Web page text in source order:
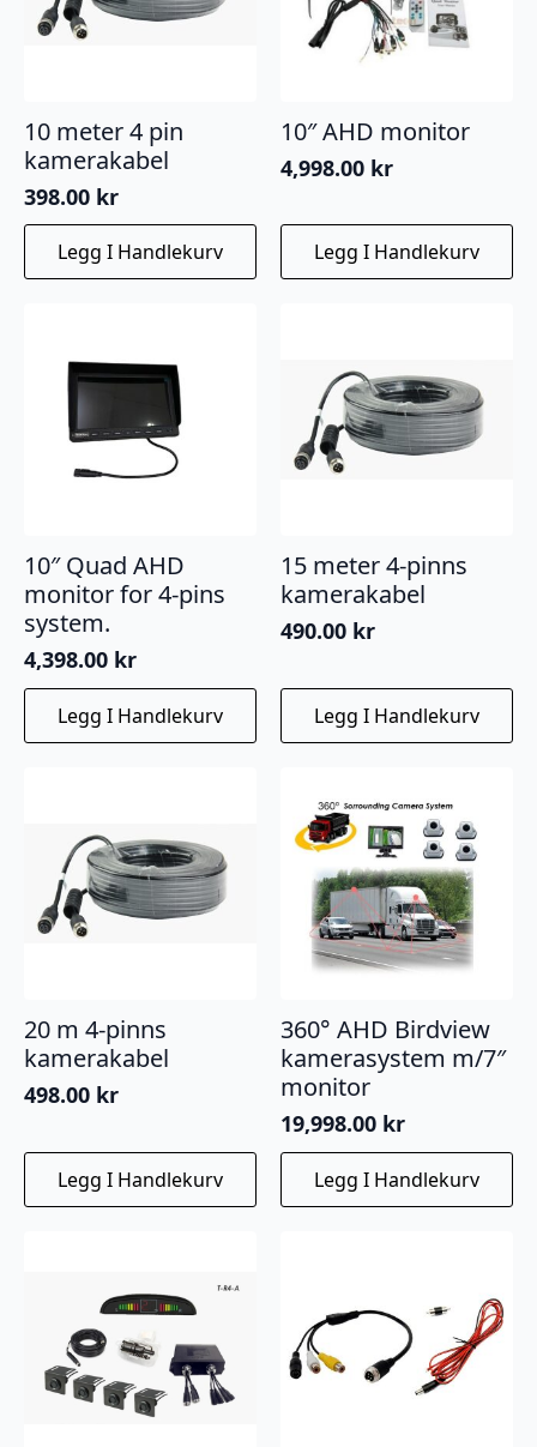
10 meter 4 pin
kamerakabel
398.00 kr
Legg I Handlekurv
10″ AHD monitor
4,998.00 kr
Legg I Handlekurv
10″ Quad AHD
monitor for 4-pins
system.
4,398.00 kr
Legg I Handlekurv
15 meter 4-pinns
kamerakabel
490.00 kr
Legg I Handlekurv
20 m 4-pinns
kamerakabel
498.00 kr
Legg I Handlekurv
360° AHD Birdview
kamerasystem m/7″
monitor
19,998.00 kr
Legg I Handlekurv